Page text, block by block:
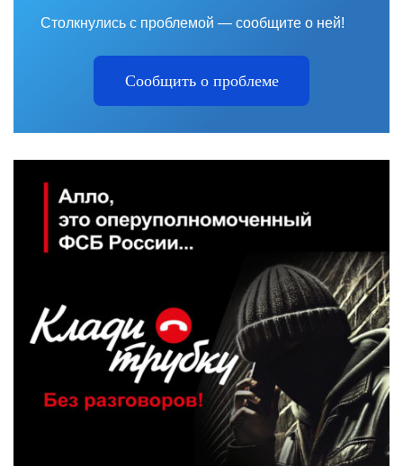
Столкнулись с проблемой — сообщите о ней!
Сообщить о проблеме